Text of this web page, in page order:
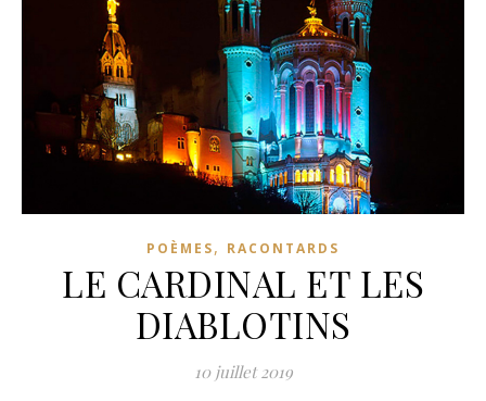
POÈMES, RACONTARDS
LE CARDINAL ET LES
DIABLOTINS
10 juillet 2019